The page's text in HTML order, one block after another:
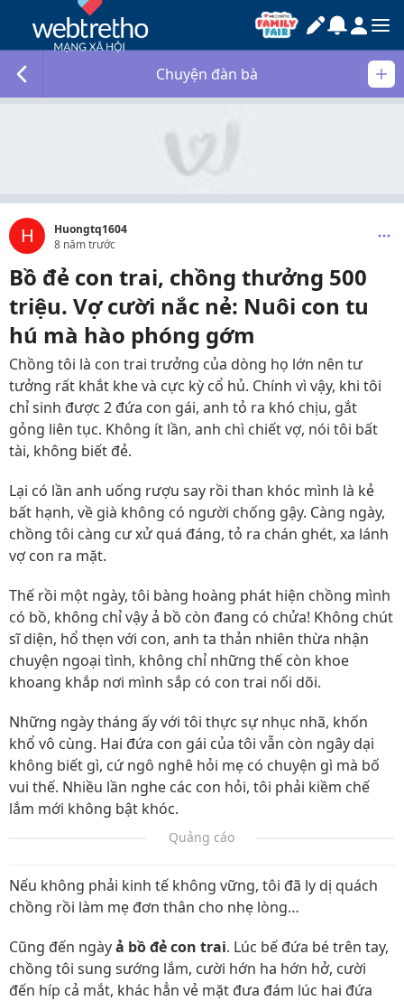
Chuyện đàn bà
H
Huongtq1604
8 năm trước
Bồ đẻ con trai, chồng thưởng 500
triệu. Vợ cười nắc nẻ: Nuôi con tu
hú mà hào phóng gớm
Chồng tôi là con trai trưởng của dòng họ lớn nên tư
tưởng rất khắt khe và cực kỳ cổ hủ. Chính vì vậy, khi tôi
chỉ sinh được 2 đứa con gái, anh tỏ ra khó chịu, gắt
gỏng liên tục. Không ít lần, anh chì chiết vợ, nói tôi bất
tài, không biết đẻ.
Lại có lần anh uống rượu say rồi than khóc mình là kẻ
bất hạnh, về già không có người chống gậy. Càng ngày,
chồng tôi càng cư xử quá đáng, tỏ ra chán ghét, xa lánh
vợ con ra mặt.
Thế rồi một ngày, tôi bàng hoàng phát hiện chồng mình
có bồ, không chỉ vậy ả bồ còn đang có chửa! Không chút
sĩ diện, hổ thẹn với con, anh ta thản nhiên thừa nhận
chuyện ngoại tình, không chỉ những thế còn khoe
khoang khắp nơi mình sắp có con trai nối dõi.
Những ngày tháng ấy với tôi thực sự nhục nhã, khốn
khổ vô cùng. Hai đứa con gái của tôi vẫn còn ngây dại
không biết gì, cứ ngô nghê hỏi mẹ có chuyện gì mà bố
vui thế. Nhiều lần nghe các con hỏi, tôi phải kiềm chế
lắm mới không bật khóc.
Quảng cáo
Nếu không phải kinh tế không vững, tôi đã ly dị quách
chồng rồi làm mẹ đơn thân cho nhẹ lòng…
Cũng đến ngàyả bồ đẻ con trai. Lúc bế đứa bé trên tay,
chồng tôi sung sướng lắm, cười hớn ha hớn hở, cười
đến híp cả mắt, khác hẳn vẻ mặt đưa đám lúc hai đứa